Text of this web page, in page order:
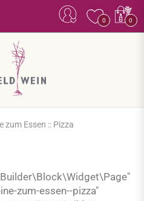
0 0
zum Essen :: Pizza
zum-essen--pizza"